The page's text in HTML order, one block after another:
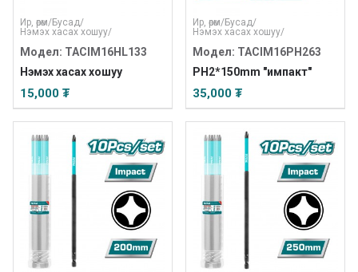
Ир, өрөм/Бусад/
Нэмэх хасах хошуу/
Модел: TACIM16HL133
Нэмэх хасах хошуу
15,000 ₮
Ир, өрөм/Бусад/
Нэмэх хасах хошуу/
Модел: TACIM16PH263
PH2*150mm "импакт"
35,000 ₮